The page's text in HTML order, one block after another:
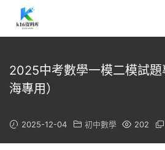
2025中考數學一模二模試
海專用）
2025-12-04 初中數學 202